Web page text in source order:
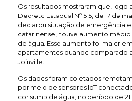
Os resultados mostraram que, logo
Decreto Estadual Nº 515, de 17 de
declarou situação de emergência
catarinense, houve aumento médio
de água. Esse aumento foi maior
apartamentos quando comparado
Joinville.
Os dados foram coletados
por meio de sensores IoT
consumo de água, no período de 21